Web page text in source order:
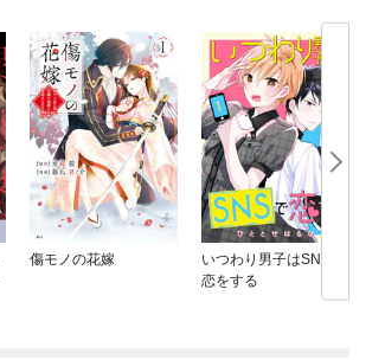
傷モノの花嫁
いつわり男子はSNSで
恋をする